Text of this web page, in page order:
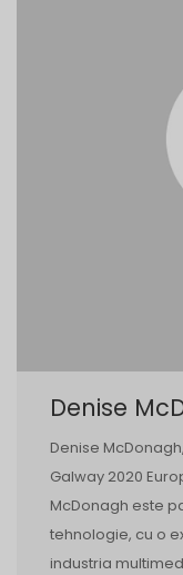
Denise
Denise
Galway 2020
McDonagh este
tehnologie, cu o
industria